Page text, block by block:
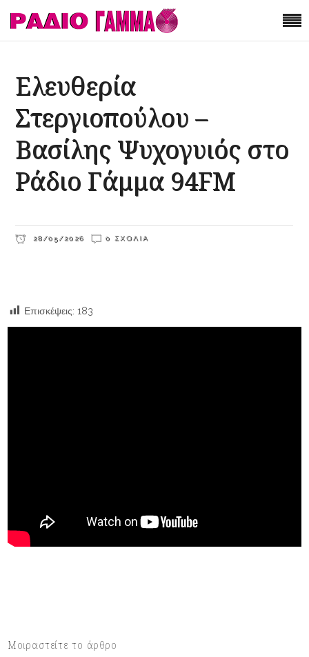
Ελευθερία
Στεργιοπούλου –
Βασίλης Ψυχογυιός στο
Ράδιο Γάμμα 94FM
28/05/2026 0 ΣΧΌΛΙΑ
Επισκέψεις: 183
Μοιραστείτε το άρθρο